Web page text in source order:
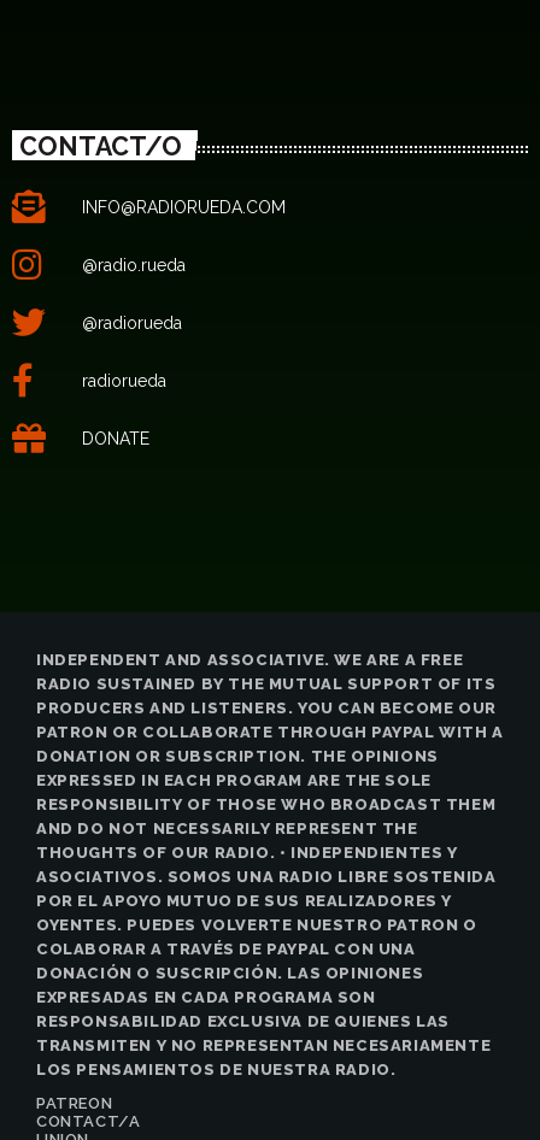
CONTACT/O
INFO@RADIORUEDA.COM
@radio.rueda
@radiorueda
radiorueda
DONATE
INDEPENDENT AND ASSOCIATIVE. WE ARE A FREE
RADIO SUSTAINED BY THE MUTUAL SUPPORT OF ITS
PRODUCERS AND LISTENERS. YOU CAN BECOME OUR
PATRON OR COLLABORATE THROUGH PAYPAL WITH A
DONATION OR SUBSCRIPTION. THE OPINIONS
EXPRESSED IN EACH PROGRAM ARE THE SOLE
RESPONSIBILITY OF THOSE WHO BROADCAST THEM
AND DO NOT NECESSARILY REPRESENT THE
THOUGHTS OF OUR RADIO. • INDEPENDIENTES Y
ASOCIATIVOS. SOMOS UNA RADIO LIBRE SOSTENIDA
POR EL APOYO MUTUO DE SUS REALIZADORES Y
OYENTES. PUEDES VOLVERTE NUESTRO PATRON O
COLABORAR A TRAVÉS DE PAYPAL CON UNA
DONACIÓN O SUSCRIPCIÓN. LAS OPINIONES
EXPRESADAS EN CADA PROGRAMA SON
RESPONSABILIDAD EXCLUSIVA DE QUIENES LAS
TRANSMITEN Y NO REPRESENTAN NECESARIAMENTE
LOS PENSAMIENTOS DE NUESTRA RADIO.
PATREON
CONTACT/A